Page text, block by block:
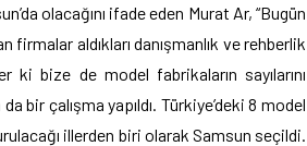
olacağını ifade eden Murat Ar, “Bugün
aldıkları danışmanlık ve rehberlik
bize de model fabrikaların sayılarını
bir çalışma yapıldı. Türkiye’deki 8 model
illerden biri olarak Samsun seçildi.